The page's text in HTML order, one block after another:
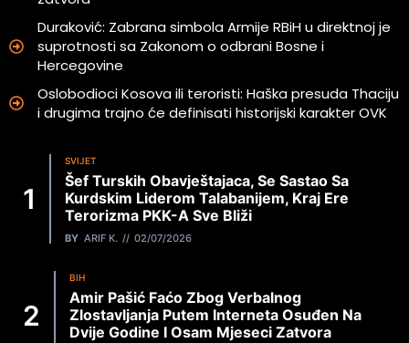
Duraković: Zabrana simbola Armije RBiH u direktnoj je
suprotnosti sa Zakonom o odbrani Bosne i
Hercegovine
Oslobodioci Kosova ili teroristi: Haška presuda Thaciju
i drugima trajno će definisati historijski karakter OVK
SVIJET
Šef Turskih Obavještajaca, Se Sastao Sa
Kurdskim Liderom Talabanijem, Kraj Ere
Terorizma PKK-A Sve Bliži
BY ARIF K. 02/07/2026
BIH
Amir Pašić Faćo Zbog Verbalnog
Zlostavljanja Putem Interneta Osuđen Na
Dvije Godine I Osam Mjeseci Zatvora